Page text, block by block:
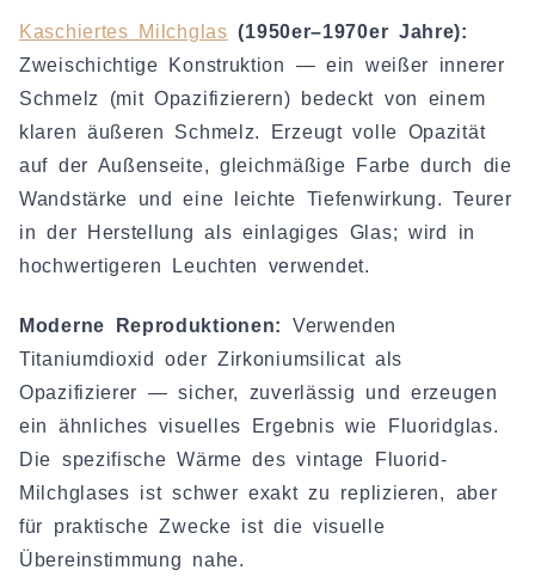
Kaschiertes Milchglas (1950er–1970er Jahre):
Zweischichtige Konstruktion — ein weißer innerer
Schmelz (mit Opazifizierern) bedeckt von einem
klaren äußeren Schmelz. Erzeugt volle Opazität
auf der Außenseite, gleichmäßige Farbe durch die
Wandstärke und eine leichte Tiefenwirkung. Teurer
in der Herstellung als einlagiges Glas; wird in
hochwertigeren Leuchten verwendet.
Moderne Reproduktionen:
Verwenden
Titaniumdioxid oder Zirkoniumsilicat als
Opazifizierer — sicher, zuverlässig und erzeugen
ein ähnliches visuelles Ergebnis wie Fluoridglas.
Die spezifische Wärme des vintage Fluorid-
Milchglases ist schwer exakt zu replizieren, aber
für praktische Zwecke ist die visuelle
Übereinstimmung nahe.